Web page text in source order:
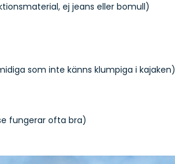
ej jeans eller bomull)
som inte känns klumpiga i kajaken)
fungerar ofta bra)